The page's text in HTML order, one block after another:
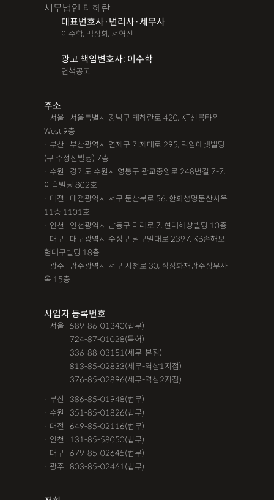
세무법인 테헤란
대표변호사·변리사·세무사
이수학, 백상희, 서혁진
광고 책임변호사: 이수학
면책공고
주소
· 서울 : 서울특별시 강남구 테헤란로 420, KT선릉타워
West 9층
· 부산 : 부산광역시 연제구 거제대로 295, 덕암에셋빌딩
(구 주성산빌딩) 7층
· 수원 : 경기도 수원시 영통구 광교중앙로 248번길 7-7,
이음빌딩 802호
· 대전 : 대전광역시 서구 둔산북로 56, 한화생명둔산사옥
11층 1101호
· 인천 : 인천광역시 남동구 미래로 7, 현대해상빌딩 10층
· 대구 : 대구광역시 수성구 달구벌대로 2397, KB손해보
험대구빌딩 18층
· 광주 : 광주광역시 서구 시청로 30, 삼성화재광주상무사
옥 15층
사업자 등록번호
· 서울 : 589-86-01340(법무)
724-87-01028(특허)
336-88-03151(세무-본점)
813-85-02833(세무-역삼1지점)
376-85-02896(세무-역삼2지점)
· 부산 : 386-85-01948(법무)
· 수원 : 351-85-01826(법무)
· 대전 : 649-85-02116(법무)
· 인천 : 131-85-58050(법무)
· 대구 : 679-85-02645(법무)
· 광주 : 803-85-02461(법무)